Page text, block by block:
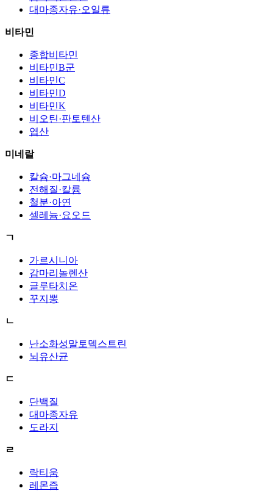
대마종자유·오일류
비타민
종합비타민
비타민B군
비타민C
비타민D
비타민K
비오틴·판토텐산
엽산
미네랄
칼슘·마그네슘
전해질·칼륨
철분·아연
셀레늄·요오드
ㄱ
가르시니아
감마리놀렌산
글루타치온
꾸지뽕
ㄴ
난소화성말토덱스트린
뇌유산균
ㄷ
단백질
대마종자유
도라지
ㄹ
락티움
레몬즙